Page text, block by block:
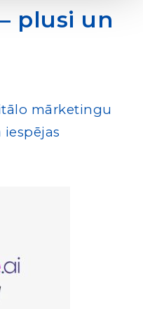
plusi un
mārketingu